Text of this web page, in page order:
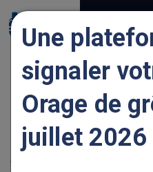
CATÉGORIE
ANNUAIRE
Une
signaler
Orage de
juillet 2026